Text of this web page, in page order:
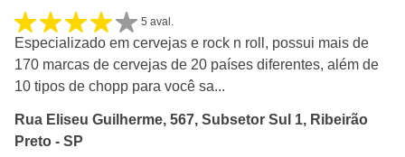
5 aval.
Especializado em cervejas e rock n roll, possui mais de
170 marcas de cervejas de 20 países diferentes, além de
10 tipos de chopp para você sa...
Rua Eliseu Guilherme, 567, Subsetor Sul 1, Ribeirão
Preto - SP